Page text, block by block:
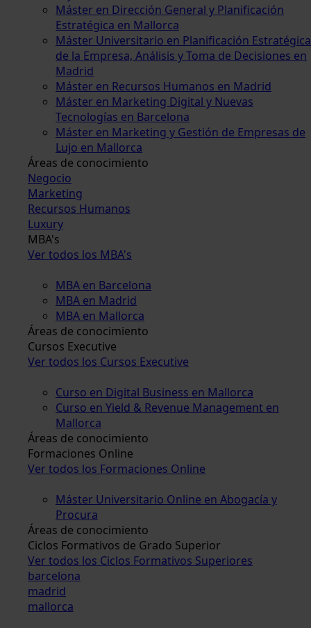
Máster en Dirección General y Planificación
Estratégica en Mallorca
Máster Universitario en Planificación Estratégica
de la Empresa, Análisis y Toma de Decisiones en
Madrid
Máster en Recursos Humanos en Madrid
Máster en Marketing Digital y Nuevas
Tecnologías en Barcelona
Máster en Marketing y Gestión de Empresas de
Lujo en Mallorca
Áreas de conocimiento
Negocio
Marketing
Recursos Humanos
Luxury
MBA's
Ver todos los MBA's
MBA en Barcelona
MBA en Madrid
MBA en Mallorca
Áreas de conocimiento
Cursos Executive
Ver todos los Cursos Executive
Curso en Digital Business en Mallorca
Curso en Yield & Revenue Management en
Mallorca
Áreas de conocimiento
Formaciones Online
Ver todos los Formaciones Online
Máster Universitario Online en Abogacía y
Procura
Áreas de conocimiento
Ciclos Formativos de Grado Superior
Ver todos los Ciclos Formativos Superiores
barcelona
madrid
mallorca